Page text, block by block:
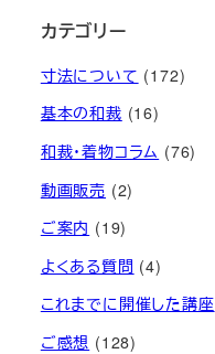
カテゴリー
寸法について (172)
基本の和裁 (16)
和裁・着物コラム (76)
動画販売 (2)
ご案内 (19)
よくある質問 (4)
これまでに開催した講座
ご感想 (128)